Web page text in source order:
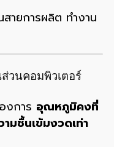
สายการผลิต ทำงาน
วนคอมพิวเตอร์
งการ อุณหภูมิคงที่
มชื้นเข้มงวดเท่า